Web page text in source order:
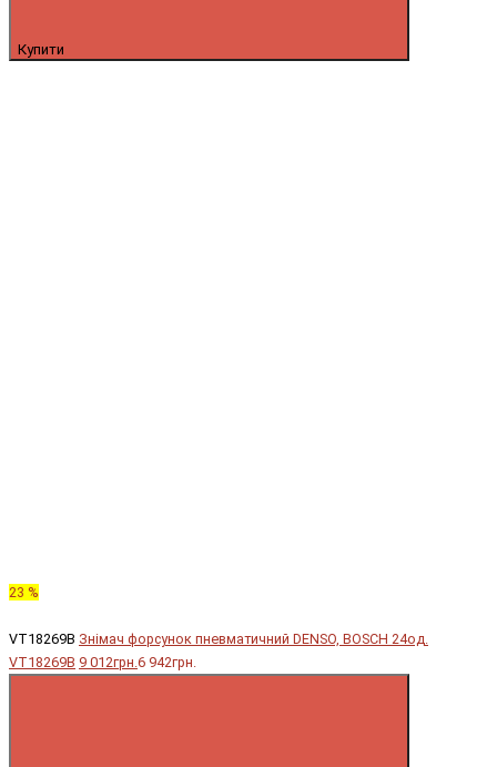
Купити
23 %
VT18269B Знімач форсунок пневматичний DENSO, BOSCH 24од.
VT18269B 9 012грн.6 942грн.